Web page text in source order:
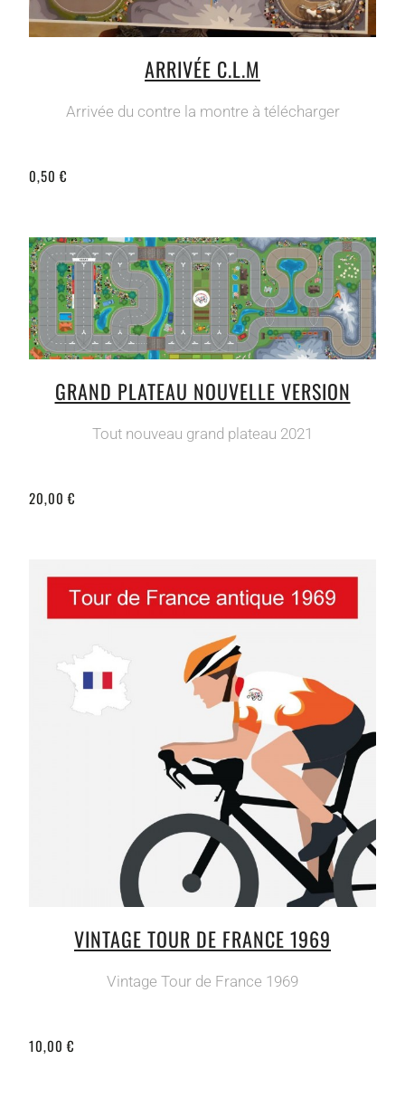
ARRIVÉE C.L.M
Arrivée du contre la montre à télécharger
0,50 €
GRAND PLATEAU NOUVELLE VERSION
Tout nouveau grand plateau 2021
20,00 €
VINTAGE TOUR DE FRANCE 1969
Vintage Tour de France 1969
10,00 €